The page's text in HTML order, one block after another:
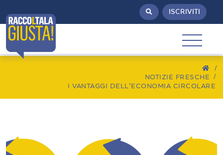
ISCRIVITI
/
NOTIZIE FRESCHE
I VANTAGGI DELL’ECONOMIA CIRCOLARE